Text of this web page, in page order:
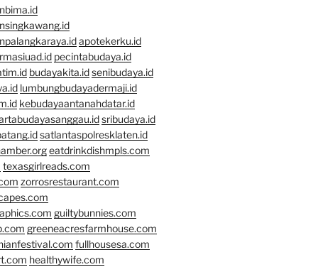
apotekerku.id
pecintabudaya.id
budayakita.id senibudaya.id
lumbungbudayadermaji.id
kebudayaantanahdatar.id
sribudaya.id
satlantaspolresklaten.id
eatdrinkdishmpls.com
texasgirlreads.com
zorrosrestaurant.com
guiltybunnies.com
greeneacresfarmhouse.com
fullhousesa.com
healthywife.com